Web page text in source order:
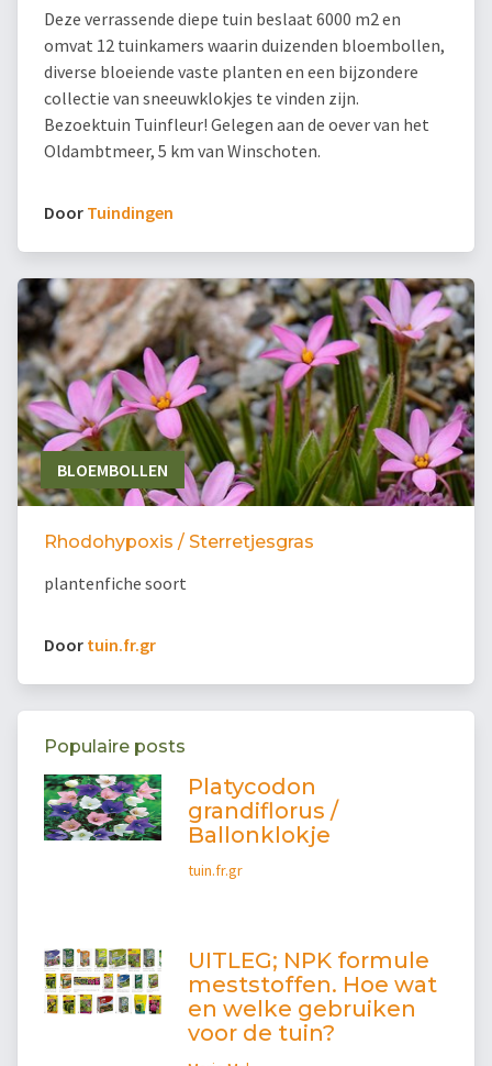
Deze verrassende diepe tuin beslaat 6000 m2 en
omvat 12 tuinkamers waarin duizenden bloembollen,
diverse bloeiende vaste planten en een bijzondere
collectie van sneeuwklokjes te vinden zijn.
Bezoektuin Tuinfleur! Gelegen aan de oever van het
Oldambtmeer, 5 km van Winschoten.
Door Tuindingen
BLOEMBOLLEN
Rhodohypoxis / Sterretjesgras
plantenfiche soort
Door tuin.fr.gr
Populaire posts
Platycodon
grandiflorus /
Ballonklokje
tuin.fr.gr
UITLEG; NPK formule
meststoffen. Hoe wat
en welke gebruiken
voor de tuin?